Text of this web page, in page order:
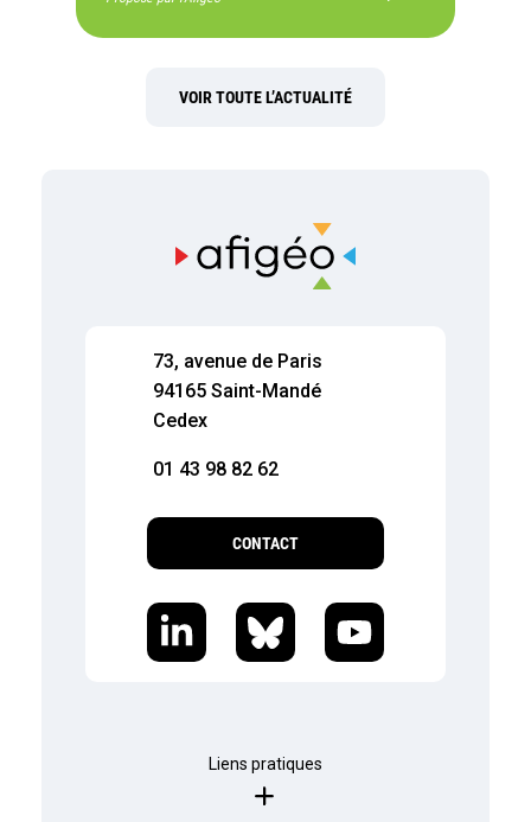
VOIR TOUTE L’ACTUALITÉ
73, avenue de Paris
94165 Saint-Mandé
Cedex
01 43 98 82 62
CONTACT
Liens pratiques